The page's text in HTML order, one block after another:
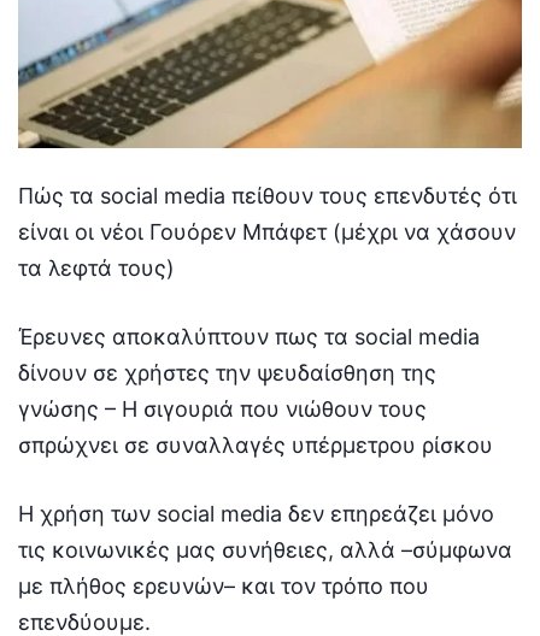
Πώς τα social media πείθουν τους επενδυτές ότι
είναι οι νέοι Γουόρεν Μπάφετ (μέχρι να χάσουν
τα λεφτά τους)
Έρευνες αποκαλύπτουν πως τα social media
δίνουν σε χρήστες την ψευδαίσθηση της
γνώσης – Η σιγουριά που νιώθουν τους
σπρώχνει σε συναλλαγές υπέρμετρου ρίσκου
Η χρήση των social media δεν επηρεάζει μόνο
τις κοινωνικές μας συνήθειες, αλλά –σύμφωνα
με πλήθος ερευνών– και τον τρόπο που
επενδύουμε.